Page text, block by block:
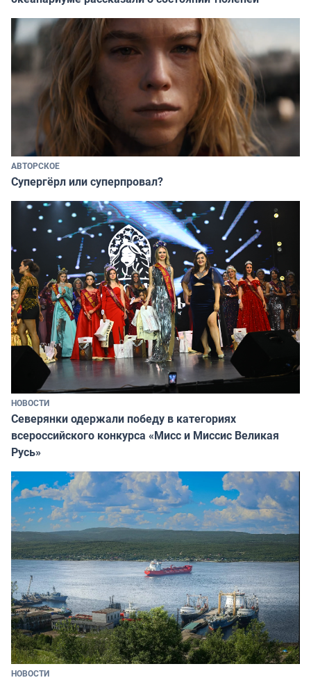
АВТОРСКОЕ
Супергёрл или суперпровал?
НОВОСТИ
Северянки одержали победу в категориях
всероссийского конкурса «Мисс и Миссис Великая
Русь»
НОВОСТИ